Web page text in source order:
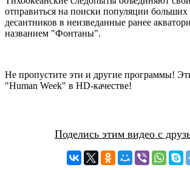
отправиться на поиски популяции
десантников в неизведанные ранее
названием "Фонтаны".
Не пропустите эти и другие программы!
"Human Week" в HD-качестве!
Поделись этим видео с